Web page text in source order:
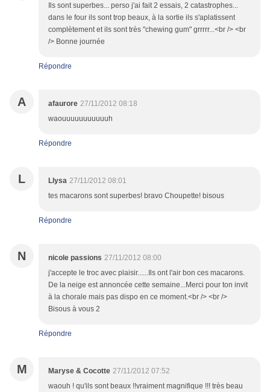
Ils sont superbes... perso j'ai fait 2 essais, 2 catastrophes...
dans le four ils sont trop beaux, à la sortie ils s'aplatissent
complètement et ils sont très "chewing gum" grrrrr...<br /> <br
/> Bonne journée
Répondre
A afaurore 27/11/2012 08:18
waouuuuuuuuuuuh
Répondre
L Llysa 27/11/2012 08:01
tes macarons sont superbes! bravo Choupette! bisous
Répondre
N nicole passions 27/11/2012 08:00
j'accepte le troc avec plaisir......Ils ont l'air bon ces macarons.
De la neige est annoncée cette semaine...Merci pour ton invit
à la chorale mais pas dispo en ce moment.<br /> <br />
Bisous à vous 2
Répondre
M Maryse & Cocotte 27/11/2012 07:52
waouh ! qu'ils sont beaux !!vraiment magnifique !!! très beau